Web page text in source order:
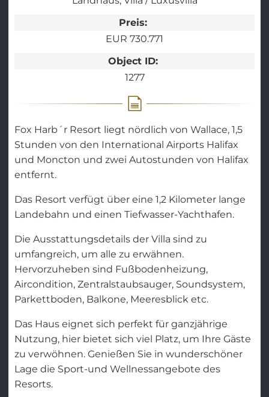
Preis:
EUR 730.771
Object ID:
1277
Fox Harb´r Resort liegt nördlich von Wallace, 1,5
Stunden von den International Airports Halifax
und Moncton und zwei Autostunden von Halifax
entfernt.
Das Resort verfügt über eine 1,2 Kilometer lange
Landebahn und einen Tiefwasser-Yachthafen.
Die Ausstattungsdetails der Villa sind zu
umfangreich, um alle zu erwähnen.
Hervorzuheben sind Fußbodenheizung,
Aircondition, Zentralstaubsauger, Soundsystem,
Parkettboden, Balkone, Meeresblick etc.
Das Haus eignet sich perfekt für ganzjährige
Nutzung, hier bietet sich viel Platz, um Ihre Gäste
zu verwöhnen. Genießen Sie in wunderschöner
Lage die Sport-und Wellnessangebote des
Resorts.